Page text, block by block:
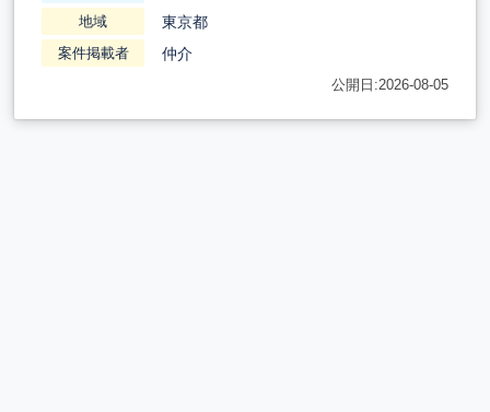
地域 東京都
案件掲載者 仲介
公開日:2026-08-05